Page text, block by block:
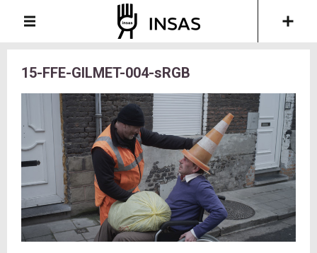
15-FFE-GILMET-004-sRGB